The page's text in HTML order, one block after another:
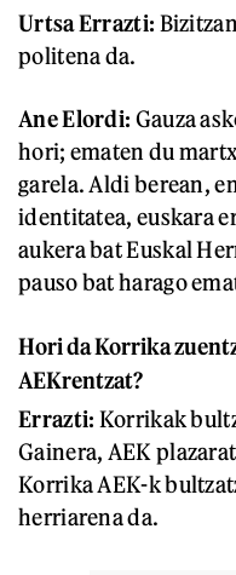
Urtsa Errazti:
politena da.
Ane Elordi: Gauza
hori; ematen du
garela. Aldi berean,
identitatea, euskara
aukera bat Euskal
pauso bat harago
Hori da Korrika
AEKrentzat?
Errazti: Korrikak
Gainera, AEK
Korrika AEK-k
herriarena da.